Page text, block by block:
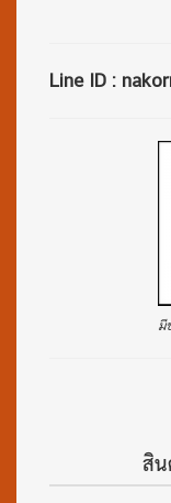
Line ID :
มี
สิ